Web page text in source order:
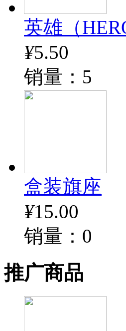
英雄（
¥5.50
销量：5
盒装旗座
¥15.00
销量：0
推广商品